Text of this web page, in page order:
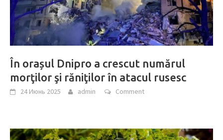
În orașul Dnipro a crescut numărul
morţilor şi răniţilor în atacul rusesc
24 Июнь 2025 admin Comment